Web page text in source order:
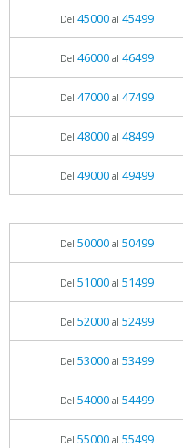
Del 45000al 45499
Del 46000al 46499
Del 47000al 47499
Del 48000al 48499
Del 49000al 49499
Del 50000al 50499
Del 51000al 51499
Del 52000al 52499
Del 53000al 53499
Del 54000al 54499
Del 55000al 55499